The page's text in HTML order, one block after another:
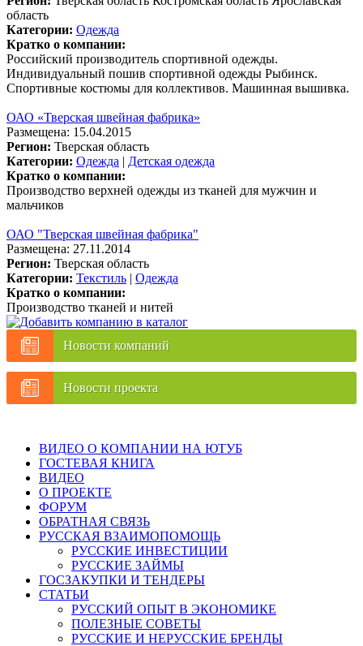
область
Категории: Одежда
Кратко о компании:
Российский производитель спортивной одежды.
Индивидуальный пошив спортивной одежды Рыбинск.
Спортивные костюмы для коллективов. Машинная вышивка.
ОАО «Тверская швейная фабрика»
Размещена: 15.04.2015
Регион: Тверская область
Категории: Одежда | Детская одежда
Кратко о компании:
Производство верхней одежды из тканей для мужчин и
мальчиков
ОАО "Тверская швейная фабрика"
Размещена: 27.11.2014
Регион: Тверская область
Категории: Текстиль | Одежда
Кратко о компании:
Производство тканей и нитей
Новости компаний
Новости проекта
ВИДЕО О КОМПАНИИ НА ЮТУБ
ГОСТЕВАЯ КНИГА
ВИДЕО
О ПРОЕКТЕ
ФОРУМ
ОБРАТНАЯ СВЯЗЬ
РУССКАЯ ВЗАИМОПОМОЩЬ
РУССКИЕ ИНВЕСТИЦИИ
РУССКИЕ ЗАЙМЫ
ГОСЗАКУПКИ И ТЕНДЕРЫ
СТАТЬИ
РУССКИЙ ОПЫТ В ЭКОНОМИКЕ
ПОЛЕЗНЫЕ СОВЕТЫ
РУССКИЕ И НЕРУССКИЕ БРЕНДЫ